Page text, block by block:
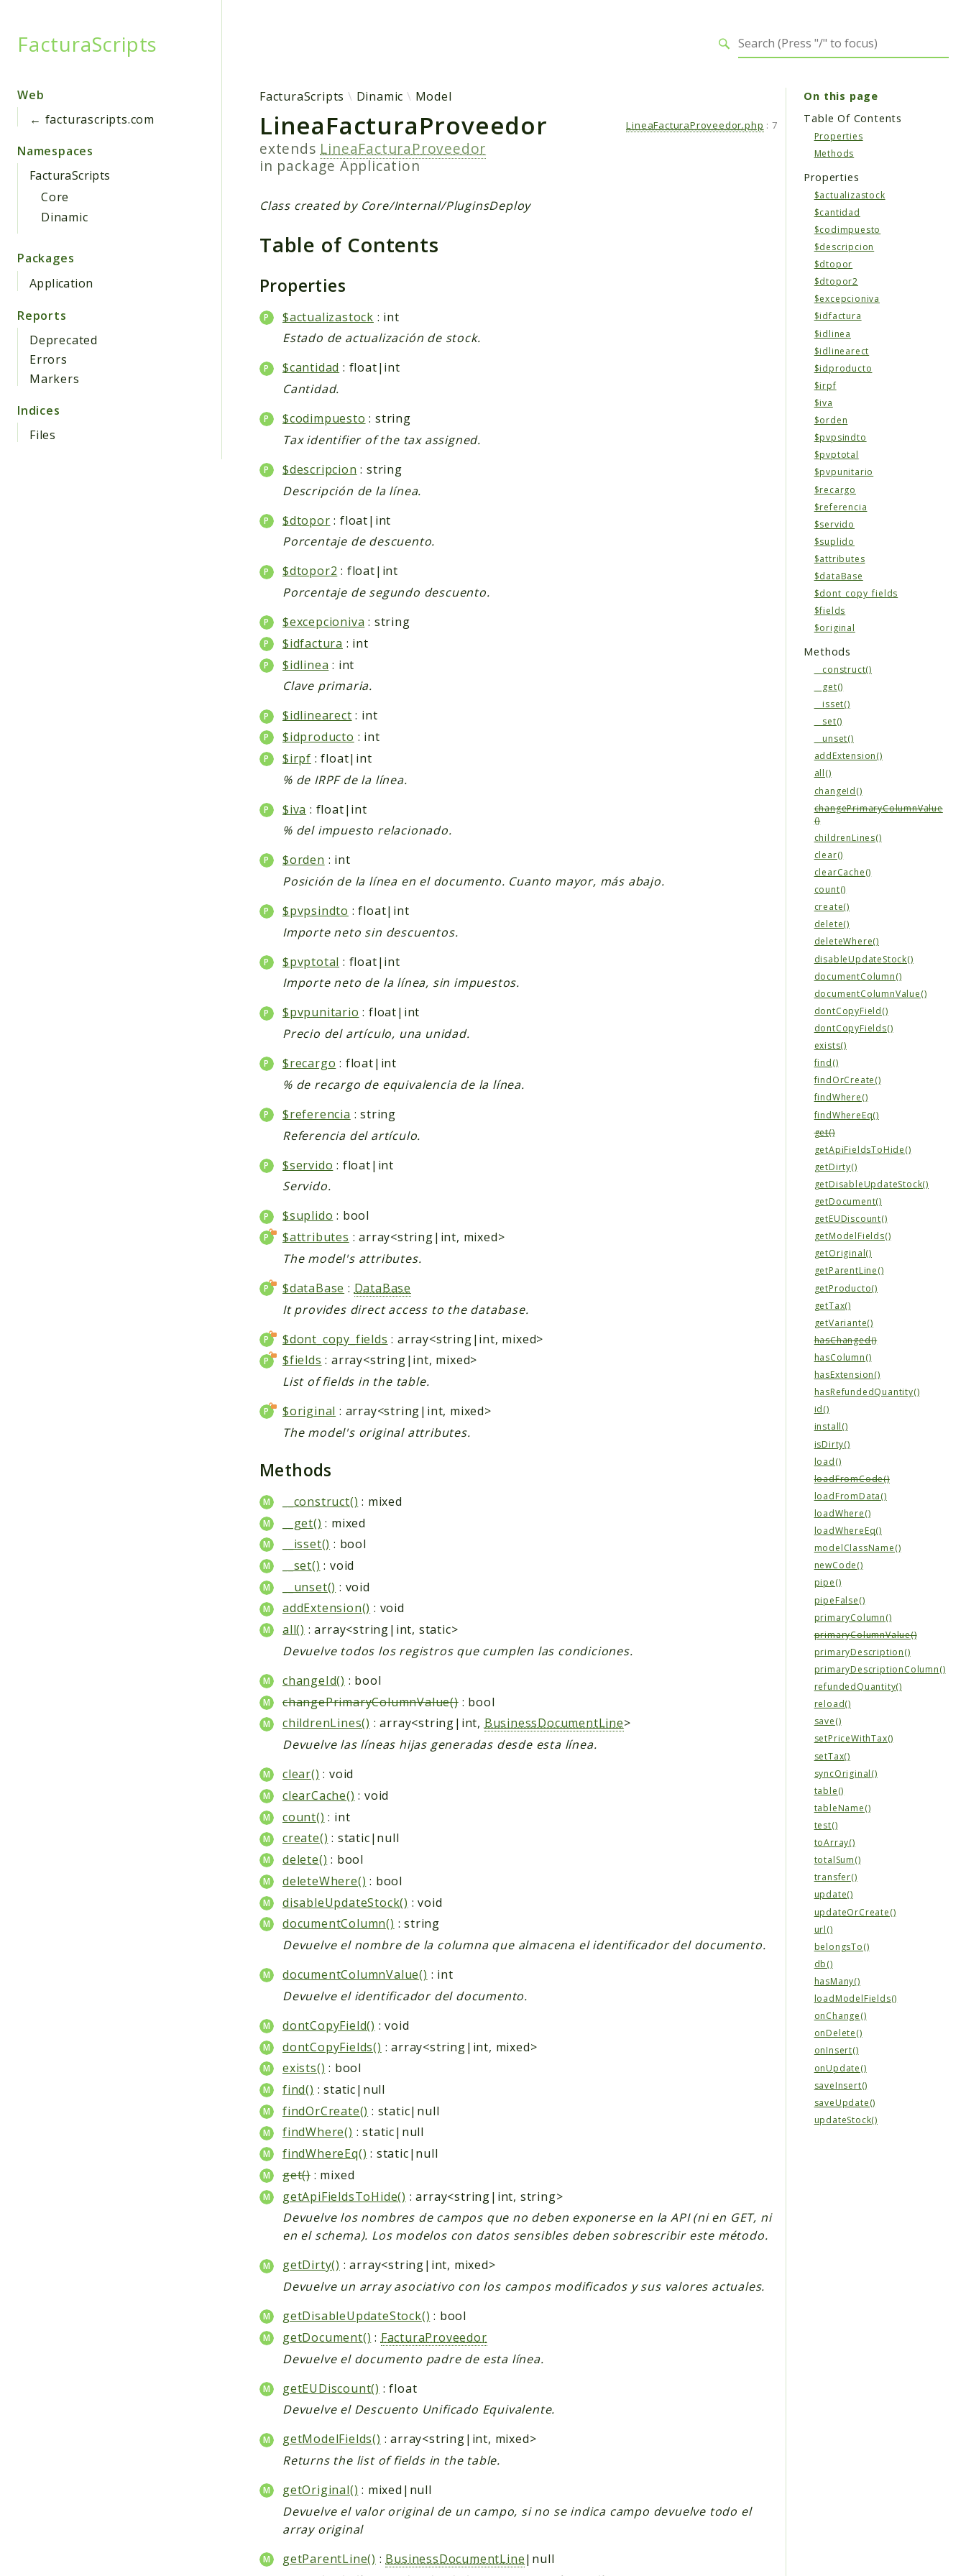
FacturaScripts
Web
← facturascripts.com
Namespaces
FacturaScripts
Core
Dinamic
Packages
Application
Reports
Deprecated
Errors
Markers
Indices
Files
FacturaScripts Dinamic Model
LineaFacturaProveedor
extends LineaFacturaProveedor
in packageApplication
LineaFacturaProveedor.php : 7
Class created by Core/Internal/PluginsDeploy
Table of Contents
Properties
$actualizastock : int
Estado de actualización de stock.
$cantidad : float|int
Cantidad.
$codimpuesto : string
Tax identifier of the tax assigned.
$descripcion : string
Descripción de la línea.
$dtopor : float|int
Porcentaje de descuento.
$dtopor2 : float|int
Porcentaje de segundo descuento.
$excepcioniva : string
$idfactura : int
$idlinea : int
Clave primaria.
$idlinearect : int
$idproducto : int
$irpf : float|int
% de IRPF de la línea.
$iva : float|int
% del impuesto relacionado.
$orden : int
Posición de la línea en el documento. Cuanto mayor, más abajo.
$pvpsindto : float|int
Importe neto sin descuentos.
$pvptotal : float|int
Importe neto de la línea, sin impuestos.
$pvpunitario : float|int
Precio del artículo, una unidad.
$recargo : float|int
% de recargo de equivalencia de la línea.
$referencia : string
Referencia del artículo.
$servido : float|int
Servido.
$suplido : bool
$attributes : array<string|int, mixed>
The model's attributes.
$dataBase : DataBase
It provides direct access to the database.
$dont_copy_fields : array<string|int, mixed>
$fields : array<string|int, mixed>
List of fields in the table.
$original : array<string|int, mixed>
The model's original attributes.
Methods
__construct() : mixed
__get() : mixed
__isset() : bool
__set() : void
__unset() : void
addExtension() : void
all() : array<string|int, static>
Devuelve todos los registros que cumplen las condiciones.
changeId() : bool
changePrimaryColumnValue(): bool
childrenLines() : array<string|int,BusinessDocumentLine>
Devuelve las líneas hijas generadas desde esta línea.
clear() : void
clearCache() : void
count() : int
create() : static|null
delete() : bool
deleteWhere() : bool
disableUpdateStock() : void
documentColumn() : string
Devuelve el nombre de la columna que almacena el identificador del documento.
documentColumnValue() : int
Devuelve el identificador del documento.
dontCopyField() : void
dontCopyFields() : array<string|int, mixed>
exists() : bool
find() : static|null
findOrCreate() : static|null
findWhere() : static|null
findWhereEq() : static|null
get(): mixed
getApiFieldsToHide() : array<string|int, string>
Devuelve los nombres de campos que no deben exponerse en la API (ni en GET, ni
en el schema). Los modelos con datos sensibles deben sobrescribir este método.
getDirty() : array<string|int, mixed>
Devuelve un array asociativo con los campos modificados y sus valores actuales.
getDisableUpdateStock() : bool
getDocument() : FacturaProveedor
Devuelve el documento padre de esta línea.
getEUDiscount() : float
Devuelve el Descuento Unificado Equivalente.
getModelFields() : array<string|int, mixed>
Returns the list of fields in the table.
getOriginal() : mixed|null
Devuelve el valor original de un campo, si no se indica campo devuelve todo el
array original
getParentLine() : BusinessDocumentLine|null
On this page
Table Of Contents
Properties
Methods
Properties
$actualizastock
$cantidad
$codimpuesto
$descripcion
$dtopor
$dtopor2
$excepcioniva
$idfactura
$idlinea
$idlinearect
$idproducto
$irpf
$iva
$orden
$pvpsindto
$pvptotal
$pvpunitario
$recargo
$referencia
$servido
$suplido
$attributes
$dataBase
$dont_copy_fields
$fields
$original
Methods
__construct()
__get()
__isset()
__set()
__unset()
addExtension()
all()
changeId()
changePrimaryColumnValue
()
childrenLines()
clear()
clearCache()
count()
create()
delete()
deleteWhere()
disableUpdateStock()
documentColumn()
documentColumnValue()
dontCopyField()
dontCopyFields()
exists()
find()
findOrCreate()
findWhere()
findWhereEq()
get()
getApiFieldsToHide()
getDirty()
getDisableUpdateStock()
getDocument()
getEUDiscount()
getModelFields()
getOriginal()
getParentLine()
getProducto()
getTax()
getVariante()
hasChanged()
hasColumn()
hasExtension()
hasRefundedQuantity()
id()
install()
isDirty()
load()
loadFromCode()
loadFromData()
loadWhere()
loadWhereEq()
modelClassName()
newCode()
pipe()
pipeFalse()
primaryColumn()
primaryColumnValue()
primaryDescription()
primaryDescriptionColumn()
refundedQuantity()
reload()
save()
setPriceWithTax()
setTax()
syncOriginal()
table()
tableName()
test()
toArray()
totalSum()
transfer()
update()
updateOrCreate()
url()
belongsTo()
db()
hasMany()
loadModelFields()
onChange()
onDelete()
onInsert()
onUpdate()
saveInsert()
saveUpdate()
updateStock()